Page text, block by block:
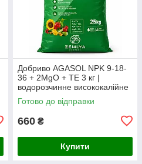
Добриво AGASOL NPK 9-18-
36 + 2MgO + TE 3 кг |
водорозчинне висококалійне
NPK-добриво (фасоване з
мішка)
Готово до відправки
660 ₴
Купити